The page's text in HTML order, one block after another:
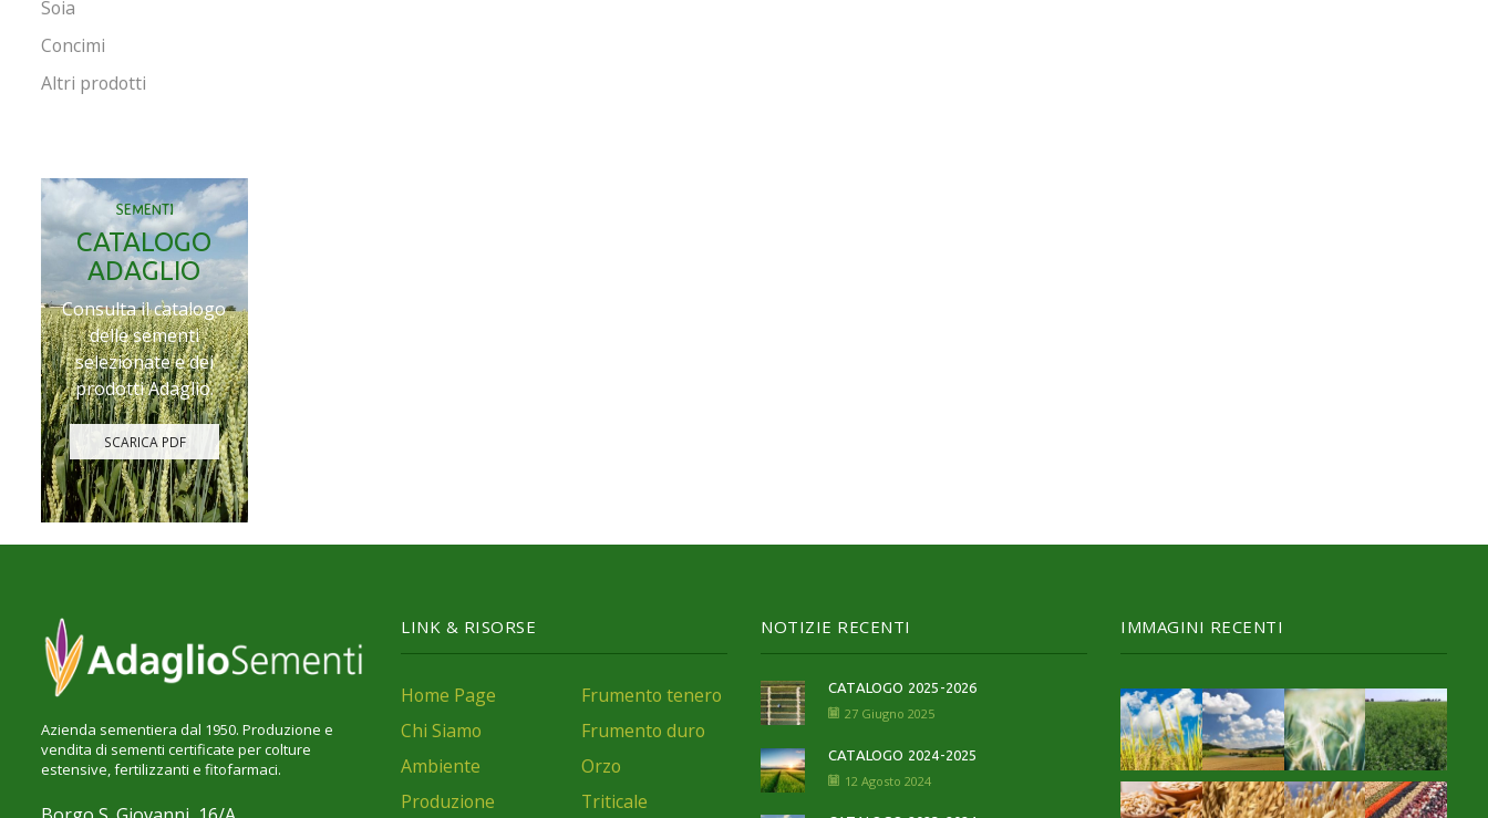
Soia
Concimi
Altri prodotti
SEMENTI
CATALOGO
ADAGLIO
Consulta il catalogo
delle sementi
selezionate e dei
prodotti Adaglio.
SCARICA PDF
Azienda sementiera dal 1950. Produzione e
vendita di sementi certificate per colture
estensive, fertilizzanti e fitofarmaci.
LINK & RISORSE
Home Page
Chi Siamo
Ambiente
Produzione
Frumento tenero
Frumento duro
Orzo
Triticale
NOTIZIE RECENTI
CATALOGO 2025-2026
27 Giugno 2025
CATALOGO 2024-2025
12 Agosto 2024
IMMAGINI RECENTI